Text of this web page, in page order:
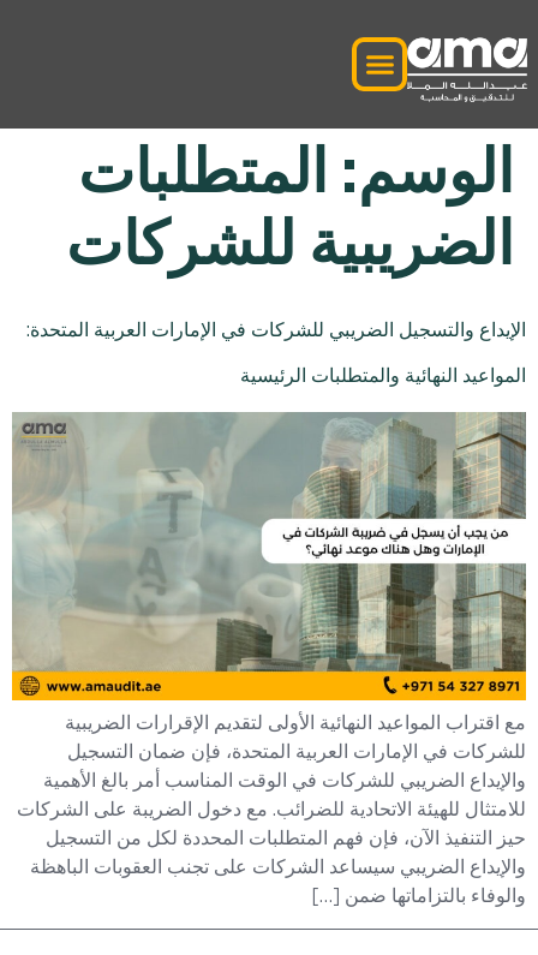
الوسم: المتطلبات
الضريبية للشركات
الإيداع والتسجيل الضريبي للشركات في الإمارات العربية المتحدة:
المواعيد النهائية والمتطلبات الرئيسية
مع اقتراب المواعيد النهائية الأولى لتقديم الإقرارات الضريبية
للشركات في الإمارات العربية المتحدة، فإن ضمان التسجيل
والإيداع الضريبي للشركات في الوقت المناسب أمر بالغ الأهمية
للامتثال للهيئة الاتحادية للضرائب. مع دخول الضريبة على الشركات
حيز التنفيذ الآن، فإن فهم المتطلبات المحددة لكل من التسجيل
والإيداع الضريبي سيساعد الشركات على تجنب العقوبات الباهظة
والوفاء بالتزاماتها ضمن […]